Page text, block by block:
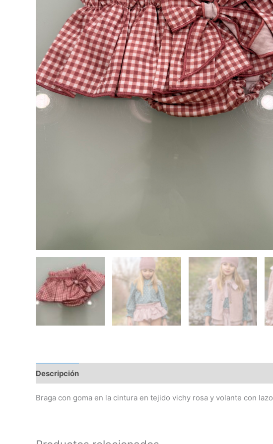
Descripción
Braga con goma en la cintura en tejido vichy rosa y volante con lazo